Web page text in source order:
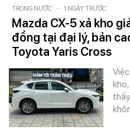
TRONG NƯỚC - 1 NGÀY TRƯỚC
Mazda CX-5 xả kho
đồng tại đại lý, bản
Toyota Yaris Cross